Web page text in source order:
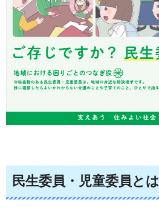
民生委員・児童委員とは